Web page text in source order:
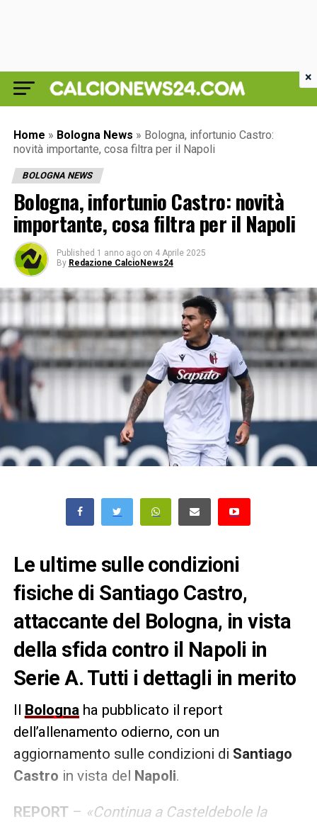
Home » Bologna News » Bologna, infortunio Castro:
novità importante, cosa filtra per il Napoli
BOLOGNA NEWS
Bologna, infortunio Castro: novità
importante, cosa filtra per il Napoli
Published 1 anno ago on 4 Aprile 2025
By Redazione CalcioNews24
Le ultime sulle condizioni
fisiche di Santiago Castro,
attaccante del Bologna, in vista
della sfida contro il Napoli in
Serie A. Tutti i dettagli in merito
Il Bologna ha pubblicato il report
dell’allenamento odierno, con un
aggiornamento sulle condizioni di Santiago
Castro in vista del Napoli.
REPORT – «Continua a Casteldebole la
×